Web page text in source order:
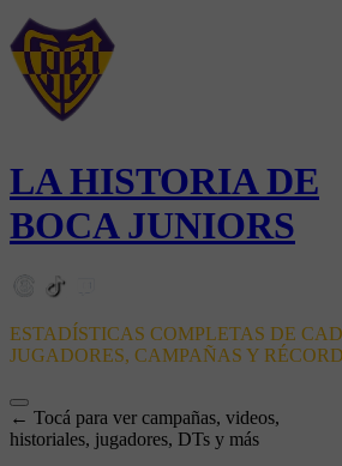
LA HISTORIA DE
BOCA JUNIORS
ESTADÍSTICAS COMPLETAS DE
JUGADORES, CAMPAÑAS Y
← Tocá para ver campañas, videos,
historiales, jugadores, DTs y más